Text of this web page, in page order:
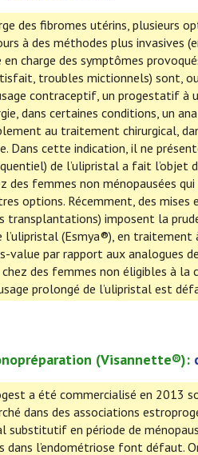
des fibromes utérins, plusieurs
à des méthodes plus invasives
charge des symptômes
troubles mictionnels) sont,
contraceptif, un progestatif à
dans certaines conditions, un
au traitement chirurgical,
Dans cette indication, il ne
de l’ulipristal a fait
des femmes non ménopausées
options. Récemment, des mises
transplantations) imposent la
l’ulipristal (Esmya®), en
value par rapport aux analogues
des femmes non éligibles à
prolongé de l’ulipristal est
(Visannette®):
a été commercialisé en 2013
dans des associations
en période de
dans l’endométriose font défaut.